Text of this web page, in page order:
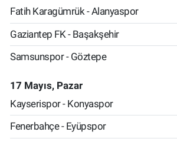
Fatih Karagümrük - Alanyaspor
Gaziantep FK - Başakşehir
Samsunspor - Göztepe
17 Mayıs, Pazar
Kayserispor - Konyaspor
Fenerbahçe - Eyüpspor